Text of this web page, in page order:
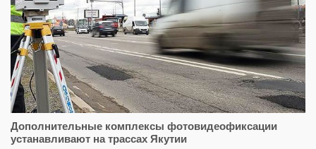
Дополнительные комплексы фотовидеофиксации
устанавливают на трассах Якутии